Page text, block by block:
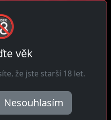
Žaneta, 30 let
věk
že jste starší 18 let.
Nesouhlasím